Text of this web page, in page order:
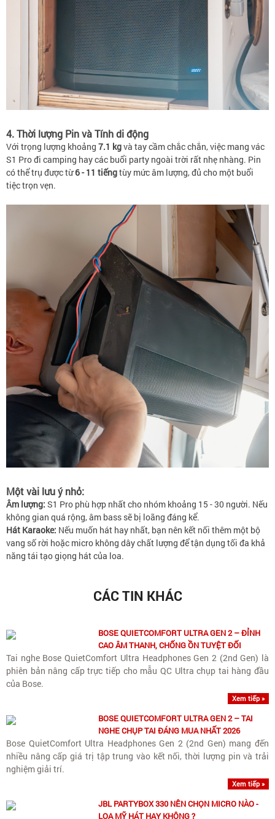
4. Thời lượng Pin và Tính di động
Với trọng lượng khoảng 7.1 kgvà tay cầm chắc chắn, việc mang vác
S1 Pro đi camping hay các buổi party ngoài trời rất nhẹ nhàng. Pin
có thể trụ được từ6 - 11 tiếngtùy mức âm lượng, đủ cho một buổi
tiệc trọn vẹn.
Một vài lưu ý nhỏ:
Âm lượng: S1 Pro phù hợp nhất cho nhóm khoảng 15 - 30 người. Nếu
không gian quá rộng, âm bass sẽ bị loãng đáng kể.
Hát Karaoke: Nếu muốn hát hay nhất, bạn nên kết nối thêm một bộ
vang số rời hoặc micro không dây chất lượng để tận dụng tối đa khả
năng tái tạo giọng hát của loa.
CÁC TIN KHÁC
BOSE QUIETCOMFORT ULTRA GEN 2 – ĐỈNH
CAO ÂM THANH, CHỐNG ỒN TUYỆT ĐỐI
Tai nghe Bose QuietComfort Ultra Headphones Gen 2 (2nd Gen) là
phiên bản nâng cấp trực tiếp cho mẫu QC Ultra chụp tai hàng đầu
của Bose.
Xem tiếp »
BOSE QUIETCOMFORT ULTRA GEN 2 – TAI
NGHE CHỤP TAI ĐÁNG MUA NHẤT 2026
Bose QuietComfort Ultra Headphones Gen 2 (2nd Gen) mang đến
nhiều nâng cấp giá trị tập trung vào kết nối, thời lượng pin và trải
nghiệm giải trí.
Xem tiếp »
JBL PARTYBOX 330 NÊN CHỌN MICRO NÀO -
LOA MỸ HÁT HAY KHÔNG ?